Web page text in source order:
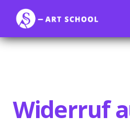
Widerruf